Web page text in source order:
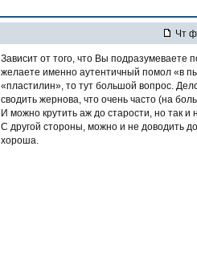
Чт
Зависит от того, что Вы подразумеваете
желаете именно аутентичный помол «в
«пластилин», то тут большой вопрос.
сводить жернова, что очень часто (на
И можно крутить аж до старости, но так и
С другой стороны, можно и не доводить
хороша.